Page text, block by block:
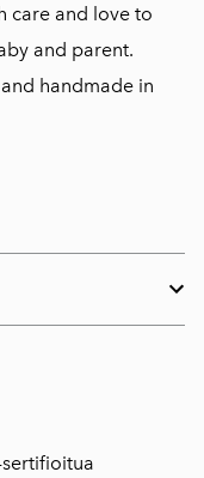
care and love to
and parent.
handmade in